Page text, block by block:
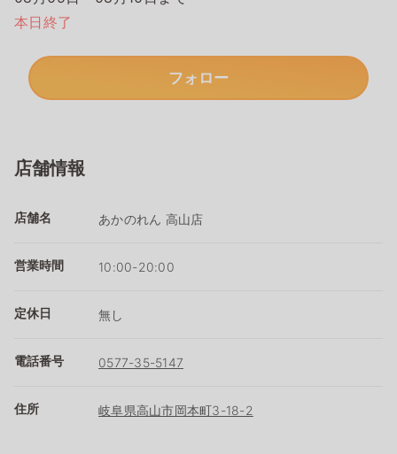
本日終了
フォロー
店舗情報
店舗名 あかのれん 高山店
営業時間 10:00-20:00
定休日 無し
電話番号 0577-35-5147
住所 岐阜県高山市岡本町3-18-2